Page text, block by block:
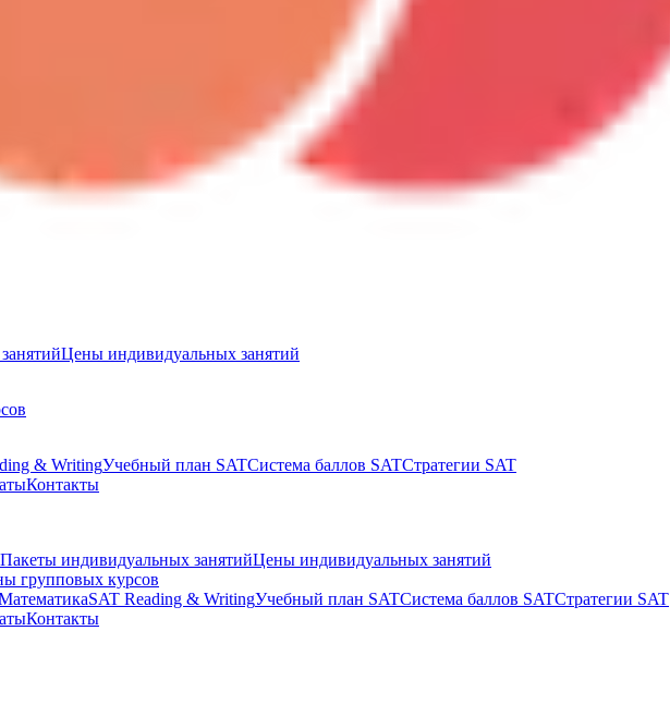
Цены индивидуальных занятий
& WritingУчебный план SATСистема баллов SATСтратегии SAT
Контакты
Пакеты индивидуальных занятийЦены индивидуальных занятий
групповых курсов
SAT Reading & WritingУчебный план SATСистема баллов SATСтратегии SAT
Контакты